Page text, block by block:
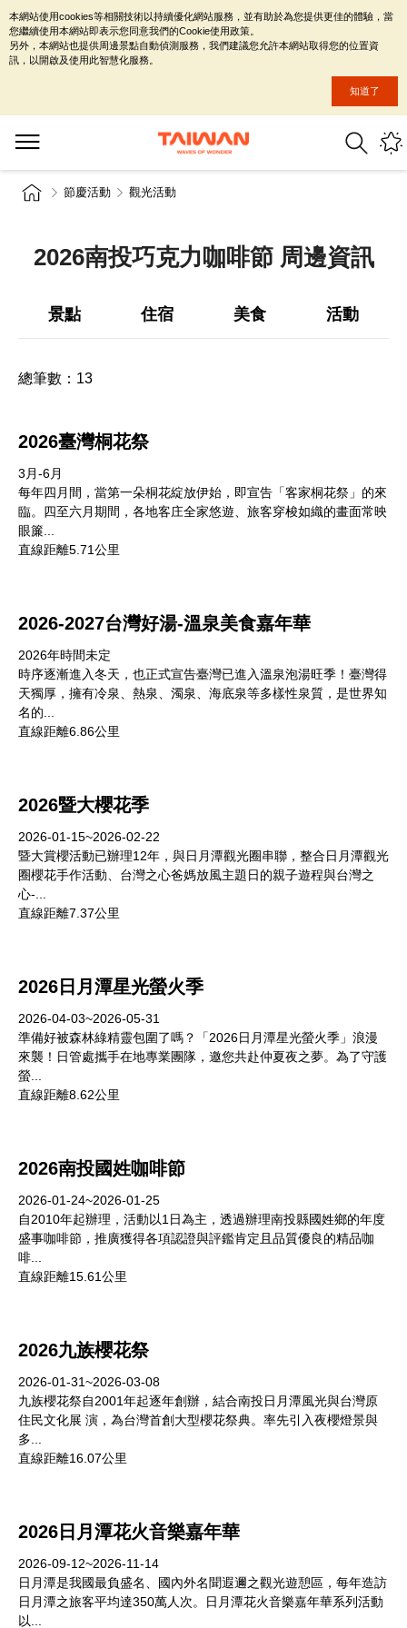
節慶活動 觀光活動
2026南投巧克力咖啡節 周邊資訊
景點 住宿 美食 活動
總筆數： 13
2026臺灣桐花祭
3月-6月
每年四月間，當第一朵桐花綻放伊始，即宣告「客家桐花祭」的來
臨。四至六月期間，各地客庄全家悠遊、旅客穿梭如織的畫面常映
眼簾...
直線距離5.71公里
2026-2027台灣好湯-溫泉美食嘉年華
2026年時間未定
時序逐漸進入冬天，也正式宣告臺灣已進入溫泉泡湯旺季！臺灣得
天獨厚，擁有冷泉、熱泉、濁泉、海底泉等多樣性泉質，是世界知
名的...
直線距離6.86公里
2026暨大櫻花季
2026-01-15~2026-02-22
暨大賞櫻活動已辦理12年，與日月潭觀光圈串聯，整合日月潭觀光
圈櫻花手作活動、台灣之心爸媽放風主題日的親子遊程與台灣之
心-...
直線距離7.37公里
2026日月潭星光螢火季
2026-04-03~2026-05-31
準備好被森林綠精靈包圍了嗎？「2026日月潭星光螢火季」浪漫
來襲！日管處攜手在地專業團隊，邀您共赴仲夏夜之夢。為了守護
螢...
直線距離8.62公里
2026南投國姓咖啡節
2026-01-24~2026-01-25
自2010年起辦理，活動以1日為主，透過辦理南投縣國姓鄉的年度
盛事咖啡節，推廣獲得各項認證與評鑑肯定且品質優良的精品咖
啡...
直線距離15.61公里
2026九族櫻花祭
2026-01-31~2026-03-08
九族櫻花祭自2001年起逐年創辦，結合南投日月潭風光與台灣原
住民文化展 演，為台灣首創大型櫻花祭典。率先引入夜櫻燈景與
多...
直線距離16.07公里
2026日月潭花火音樂嘉年華
2026-09-12~2026-11-14
日月潭是我國最負盛名、國內外名聞遐邇之觀光遊憩區，每年造訪
日月潭之旅客平均達350萬人次。日月潭花火音樂嘉年華系列活動
以...
本網站使用cookies等相關技術以持續優化網站服務，並有助於為您提供更佳的體驗，當
您繼續使用本網站即表示您同意我們的Cookie使用政策。
另外，本網站也提供周邊景點自動偵測服務，我們建議您允許本網站取得您的位置資
訊，以開啟及使用此智慧化服務。
知道了